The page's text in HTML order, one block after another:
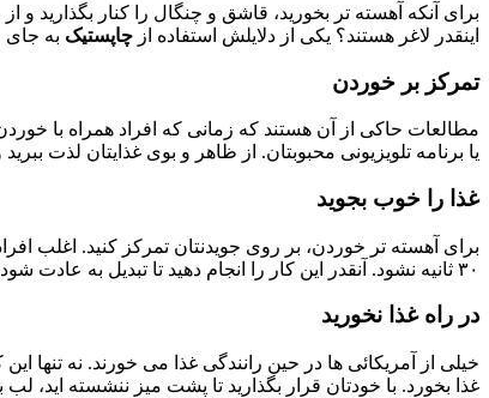
برای آنکه آهسته تر بخورید، قاشق و چنگال را کنار بگذارید
اینقدر لاغر هستند؟ یکی از دلایلش استفاده از چاپستیک به جای
تمرکز بر خوردن
مطالعات حاکی از آن هستند که زمانی که افراد همراه با
یا برنامه تلویزیونی محبوبتان. از ظاهر و بوی غذایتان لذت
غذا را خوب بجوید
برای آهسته تر خوردن، بر روی جویدنتان تمرکز کنید. اغلب افراد، قبل از قورت دادن غذا، فقط کمتر از
۳۰ ثانیه نشود. آنقدر این کار را انجام دهید تا تبدیل به عادت شود. نتیجه؟ شما غذایتان را با مقدار کمتری کالری مصرفی تمام می کنید.
در راه غذا نخورید
خیلی از آمریکائی ها در حین رانندگی غذا می خورند. نه
غذا بخورد. با خودتان قرار بگذارید تا پشت میز ننشسته اید، لب